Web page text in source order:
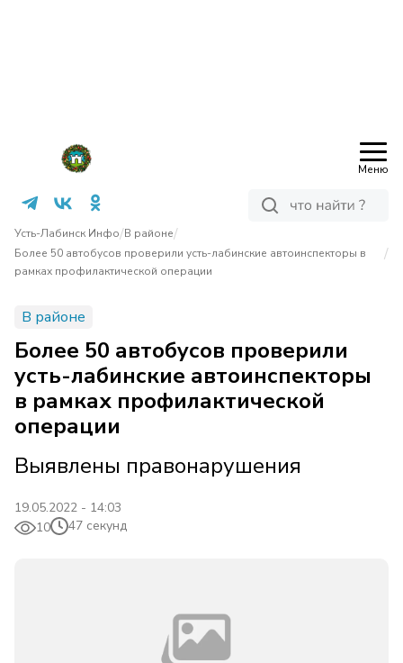
Меню
Усть-Лабинск Инфо/В районе/
Более 50 автобусов проверили усть-лабинские автоинспекторы в
рамках профилактической операции
/
В районе
Более 50 автобусов проверили
усть-лабинские автоинспекторы
в рамках профилактической
операции
Выявлены правонарушения
19.05.2022 - 14:03
10
47 секунд